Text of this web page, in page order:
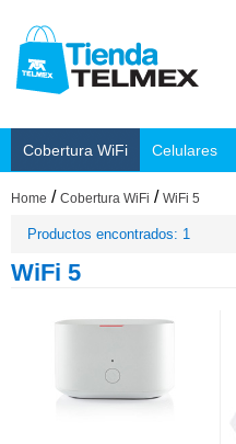
Cobertura WiFi Celulares
Home / Cobertura WiFi / WiFi 5
Productos encontrados: 1
WiFi 5